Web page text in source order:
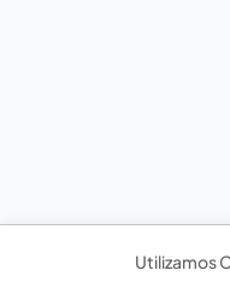
Utilizamos